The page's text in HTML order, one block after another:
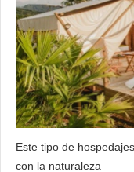
Este tipo de
con la naturaleza